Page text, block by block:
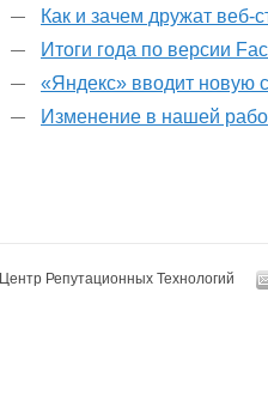
Как и зачем дружат веб-
Итоги года по версии
«Яндекс» вводит новую
Изменение в нашей
Центр Репутационных Технологий